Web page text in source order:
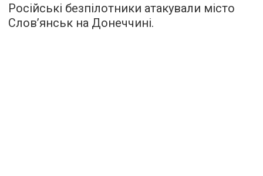
Російські безпілотники атакували місто
Слов’янськ на Донеччині.